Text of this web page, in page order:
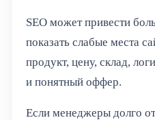
SEO может привести
показать слабые места
продукт, цену, склад,
и понятный оффер.
Если менеджеры долго